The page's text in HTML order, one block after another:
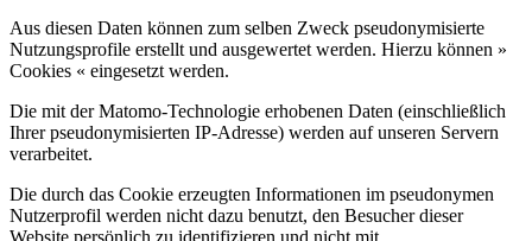
Aus diesen Daten können zum selben Zweck pseudonymisierte
Nutzungsprofile erstellt und ausgewertet werden. Hierzu können »
Cookies « eingesetzt werden.
Die mit der Matomo-Technologie erhobenen Daten (einschließlich
Ihrer pseudonymisierten IP-Adresse) werden auf unseren Servern
verarbeitet.
Die durch das Cookie erzeugten Informationen im pseudonymen
Nutzerprofil werden nicht dazu benutzt, den Besucher dieser